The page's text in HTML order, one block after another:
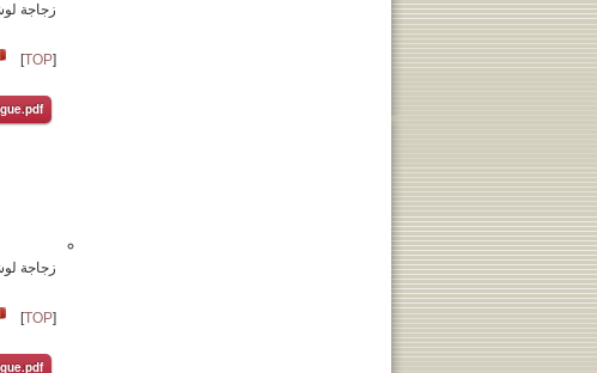
زجاجة
[
TOP
]
زجاجة
[
TOP
]